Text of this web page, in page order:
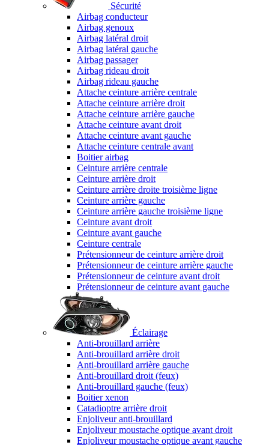
Sécurité
Airbag conducteur
Airbag genoux
Airbag latéral droit
Airbag latéral gauche
Airbag passager
Airbag rideau droit
Airbag rideau gauche
Attache ceinture arrière centrale
Attache ceinture arrière droit
Attache ceinture arrière gauche
Attache ceinture avant droit
Attache ceinture avant gauche
Attache ceinture centrale avant
Boitier airbag
Ceinture arrière centrale
Ceinture arrière droit
Ceinture arrière droite troisième ligne
Ceinture arrière gauche
Ceinture arrière gauche troisième ligne
Ceinture avant droit
Ceinture avant gauche
Ceinture centrale
Prétensionneur de ceinture arrière droit
Prétensionneur de ceinture arrière gauche
Prétensionneur de ceinture avant droit
Prétensionneur de ceinture avant gauche
Éclairage
Anti-brouillard arrière
Anti-brouillard arrière droit
Anti-brouillard arrière gauche
Anti-brouillard droit (feux)
Anti-brouillard gauche (feux)
Boitier xenon
Catadioptre arrière droit
Enjoliveur anti-brouillard
Enjoliveur moustache optique avant droit
Enjoliveur moustache optique avant gauche